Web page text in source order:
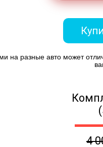
на разные авто может
4